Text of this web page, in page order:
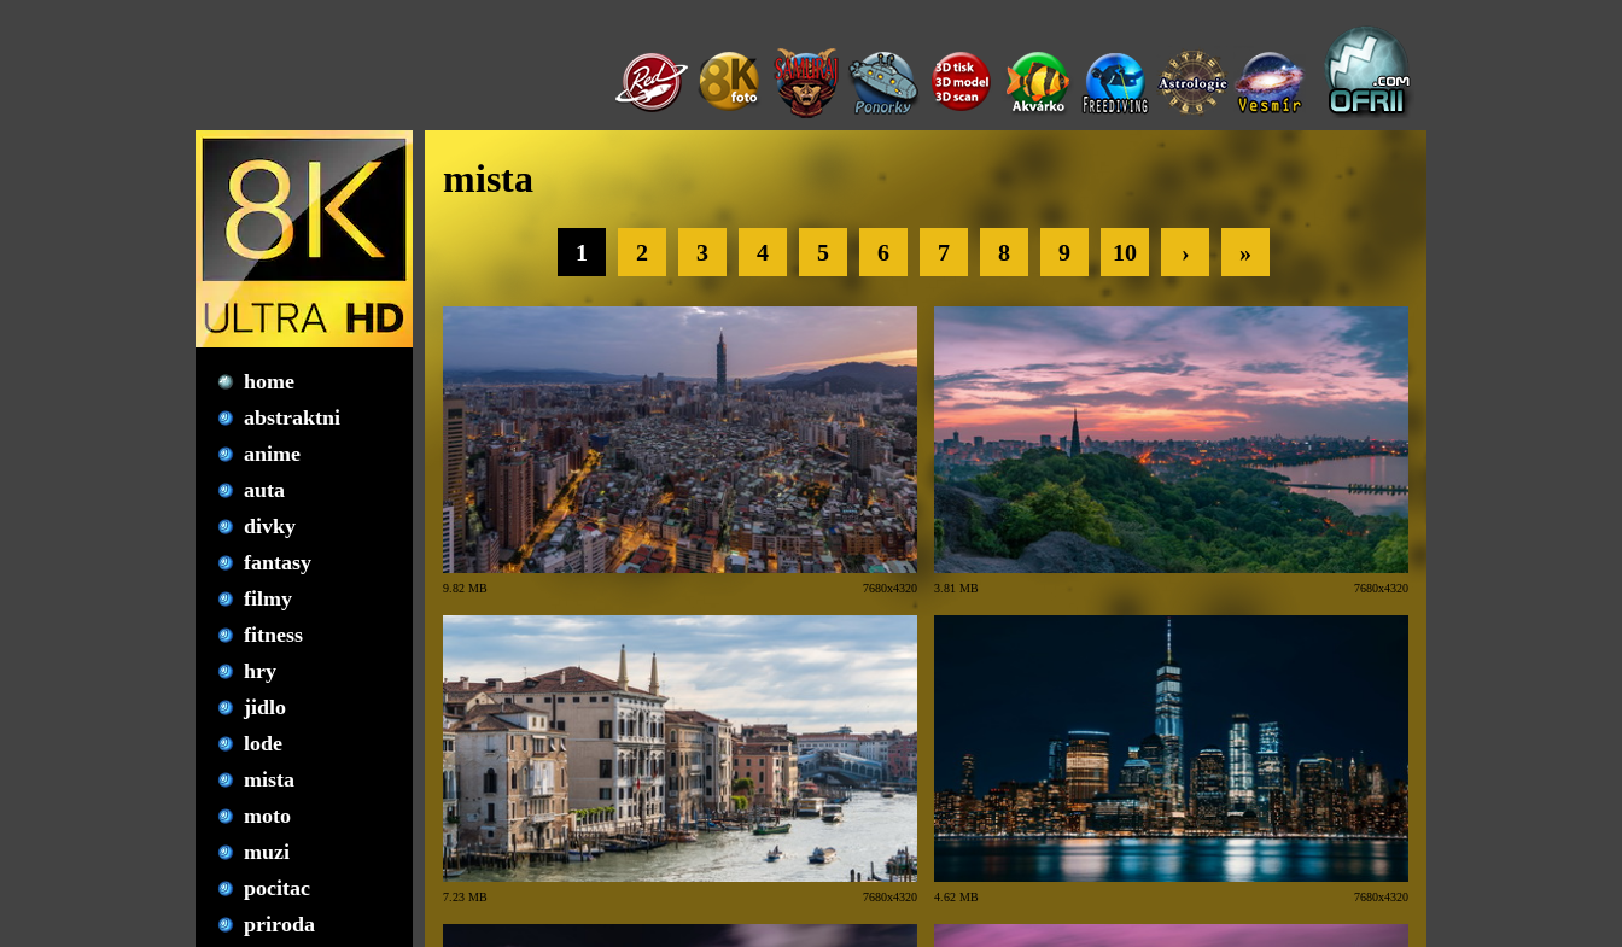
home
abstraktni
anime
auta
divky
fantasy
filmy
fitness
hry
jidlo
lode
mista
moto
muzi
pocitac
priroda
mista
1 2 3 4 5 6 7 8 9 10 › »
9.82 MB 7680x4320 3.81 MB 7680x4320
7.23 MB 7680x4320 4.62 MB 7680x4320